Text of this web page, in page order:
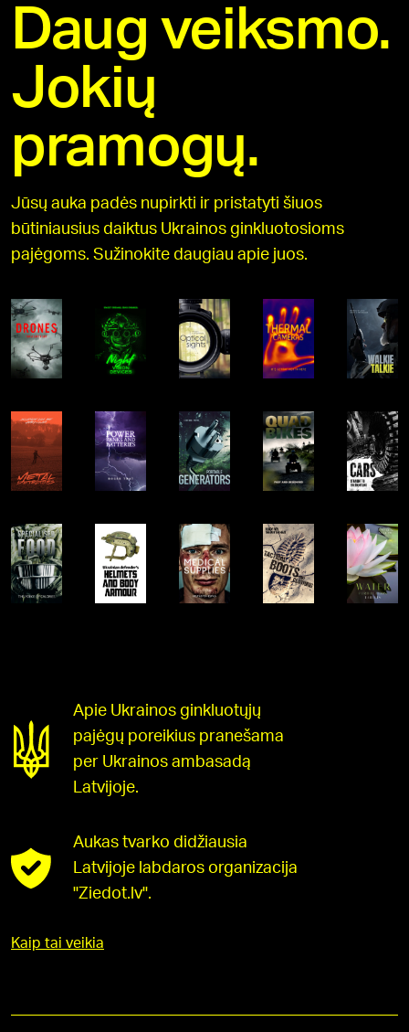
Daug veiksmo.
Jokių
pramogų.
Jūsų auka padės nupirkti ir pristatyti šiuos
būtiniausius daiktus Ukrainos ginkluotosioms
pajėgoms. Sužinokite daugiau apie juos.
Apie Ukrainos ginkluotųjų
pajėgų poreikius pranešama
per Ukrainos ambasadą
Latvijoje.
Aukas tvarko didžiausia
Latvijoje labdaros organizacija
"Ziedot.lv".
Kaip tai veikia